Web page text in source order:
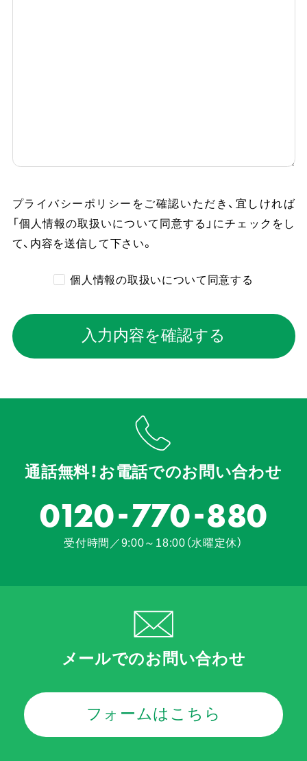
プライバシーポリシーをご確認いただき、 宜しければ
「個人情報の取扱いについて同意する」にチェックをし
て、内容を送信して下さい。
個人情報の取扱いについて同意する
入力内容を確認する
通話無料！お電話でのお問い合わせ
0120-770-880
受付時間／9:00～18:00（水曜定休）
メールでのお問い合わせ
フォームはこちら